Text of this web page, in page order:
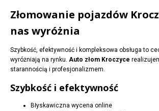
Złomowanie pojazdów
nas wyróżnia
Szybkość, efektywność i kompleksowa obsługa to
wyróżniają na rynku. Auto złom Kroczyce
starannością i profesjonalizmem.
Szybkość i efektywność
Błyskawiczna wycena online